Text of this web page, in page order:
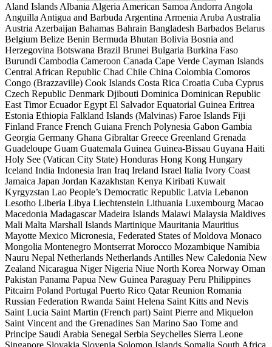
Aland Islands Albania Algeria American Samoa Andorra Angola
Anguilla Antigua and Barbuda Argentina Armenia Aruba Australia
Austria Azerbaijan Bahamas Bahrain Bangladesh Barbados Belarus
Belgium Belize Benin Bermuda Bhutan Bolivia Bosnia and
Herzegovina Botswana Brazil Brunei Bulgaria Burkina Faso
Burundi Cambodia Cameroon Canada Cape Verde Cayman Islands
Central African Republic Chad Chile China Colombia Comoros
Congo (Brazzaville) Cook Islands Costa Rica Croatia Cuba Cyprus
Czech Republic Denmark Djibouti Dominica Dominican Republic
East TimorEcuadorEgypt El SalvadorEquatorial Guinea Eritrea
Estonia Ethiopia Falkland Islands (Malvinas) Faroe Islands Fiji
Finland France French Guiana French Polynesia Gabon Gambia
Georgia Germany Ghana GibraltarGreece Greenland Grenada
Guadeloupe Guam Guatemala Guinea Guinea-Bissau Guyana Haiti
Holy See (Vatican City State) Honduras Hong Kong Hungary
Iceland India Indonesia Iran Iraq Ireland Israel Italia Ivory Coast
Jamaica Japan Jordan Kazakhstan Kenya Kiribati Kuwait
Kyrgyzstan Lao People’s Democratic Republic Latvia Lebanon
Lesotho Liberia Libya Liechtenstein Lithuania Luxembourg Macao
Macedonia MadagascarMadeira Islands Malawi Malaysia Maldives
Mali Malta Marshall Islands Martinique Mauritania Mauritius
Mayotte Mexico Micronesia, Federated States ofMoldova Monaco
Mongolia Montenegro Montserrat Morocco Mozambique Namibia
Nauru Nepal Netherlands Netherlands Antilles New Caledonia New
Zealand Nicaragua NigerNigeria Niue North Korea Norway Oman
Pakistan Panama Papua New Guinea Paraguay Peru Philippines
Pitcairn Poland Portugal Puerto Rico QatarReunion Romania
Russian Federation Rwanda Saint Helena Saint Kitts and Nevis
Saint Lucia Saint Martin (French part) Saint Pierre and Miquelon
Saint Vincent and the Grenadines San Marino Sao Tome and
Principe Saudi Arabia Senegal Serbia Seychelles Sierra Leone
Singapore Slovakia Slovenia Solomon Islands Somalia South Africa